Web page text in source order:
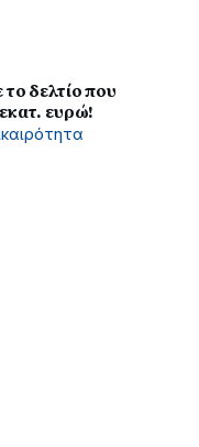
δελτίο που
ευρώ!